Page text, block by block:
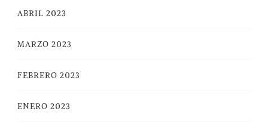
ABRIL 2023
MARZO 2023
FEBRERO 2023
ENERO 2023